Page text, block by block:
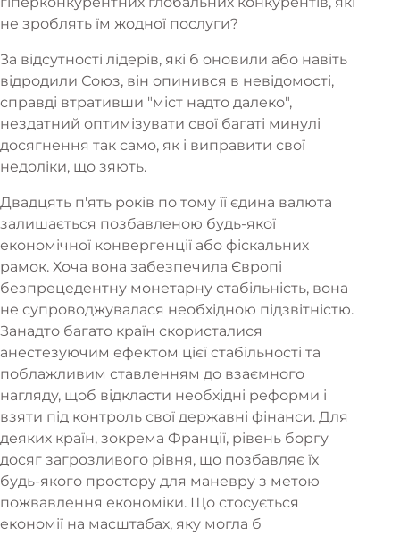
не зроблять їм жодної послуги?
За відсутності лідерів, які б оновили або навіть
відродили Союз, він опинився в невідомості,
справді втративши "міст надто далеко",
нездатний оптимізувати свої багаті минулі
досягнення так само, як і виправити свої
недоліки, що зяють.
Двадцять п'ять років по тому її єдина валюта
залишається позбавленою будь-якої
економічної конвергенції або фіскальних
рамок. Хоча вона забезпечила Європі
безпрецедентну монетарну стабільність, вона
не супроводжувалася необхідною підзвітністю.
Занадто багато країн скористалися
анестезуючим ефектом цієї стабільності та
поблажливим ставленням до взаємного
нагляду, щоб відкласти необхідні реформи і
взяти під контроль свої державні фінанси. Для
деяких країн, зокрема Франції, рівень боргу
досяг загрозливого рівня, що позбавляє їх
будь-якого простору для маневру з метою
пожвавлення економіки. Що стосується
економії на масштабах, яку могла б